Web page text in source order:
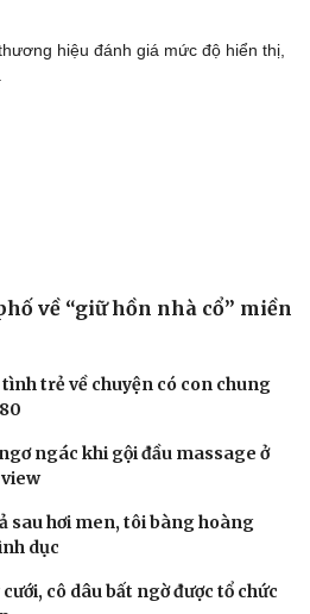
hiệu đánh giá mức độ hiển thị,